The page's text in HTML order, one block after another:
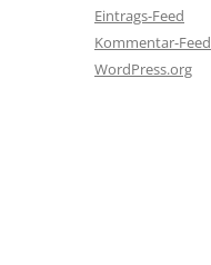
Eintrags-Feed
Kommentar-Feed
WordPress.org